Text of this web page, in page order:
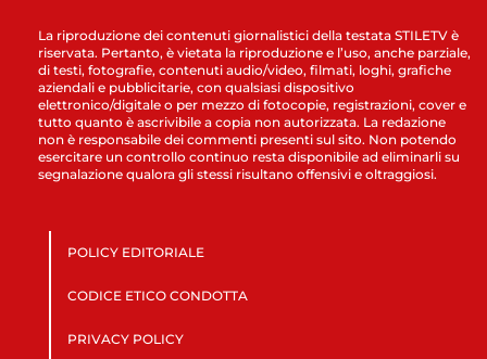
La riproduzione dei contenuti giornalistici della testata STILETV è
riservata. Pertanto, è vietata la riproduzione e l’uso, anche parziale,
di testi, fotografie, contenuti audio/video, filmati, loghi, grafiche
aziendali e pubblicitarie, con qualsiasi dispositivo
elettronico/digitale o per mezzo di fotocopie, registrazioni, cover e
tutto quanto è ascrivibile a copia non autorizzata. La redazione
non è responsabile dei commenti presenti sul sito. Non potendo
esercitare un controllo continuo resta disponibile ad eliminarli su
segnalazione qualora gli stessi risultano offensivi e oltraggiosi.
POLICY EDITORIALE
CODICE ETICO CONDOTTA
PRIVACY POLICY